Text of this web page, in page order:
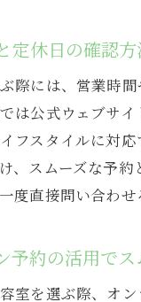
定休日の確認
際には、営業時
は公式ウェブサ
フスタイルに対
、スムーズな予
度直接問い合わせ
予約の活用で
室を選ぶ際、オ